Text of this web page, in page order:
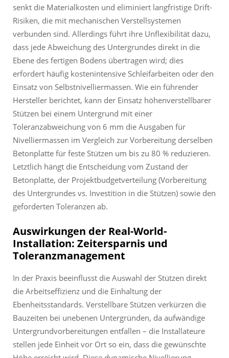
senkt die Materialkosten und eliminiert langfristige Drift-
Risiken, die mit mechanischen Verstellsystemen
verbunden sind. Allerdings führt ihre Unflexibilität dazu,
dass jede Abweichung des Untergrundes direkt in die
Ebene des fertigen Bodens übertragen wird; dies
erfordert häufig kostenintensive Schleifarbeiten oder den
Einsatz von Selbstnivelliermassen. Wie ein führender
Hersteller berichtet, kann der Einsatz höhenverstellbarer
Stützen bei einem Untergrund mit einer
Toleranzabweichung von 6 mm die Ausgaben für
Nivelliermassen im Vergleich zur Vorbereitung derselben
Betonplatte für feste Stützen um bis zu 80 % reduzieren.
Letztlich hängt die Entscheidung vom Zustand der
Betonplatte, der Projektbudgetverteilung (Vorbereitung
des Untergrundes vs. Investition in die Stützen) sowie den
geforderten Toleranzen ab.
Auswirkungen der Real-World-
Installation: Zeitersparnis und
Toleranzmanagement
In der Praxis beeinflusst die Auswahl der Stützen direkt
die Arbeitseffizienz und die Einhaltung der
Ebenheitsstandards. Verstellbare Stützen verkürzen die
Bauzeiten bei unebenen Untergründen, da aufwändige
Untergrundvorbereitungen entfallen – die Installateure
stellen jede Einheit vor Ort so ein, dass die gewünschte